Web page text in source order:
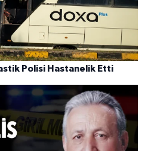
Polisi Hastanelik Etti